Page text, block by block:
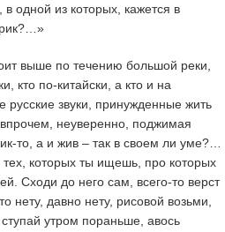
одной из которых, кажется в
выше по течению большой реки,
кто по-китайски, а кто и на
русские звуки, принужденные жить
неуверенно, поджимая
то, а и жив – так в своем ли уме?…
тех, которых ты ищешь, про которых
Сходи до него сам, всего-то верст
нету, давно нету, рисовой возьми,
утром пораньше, авось